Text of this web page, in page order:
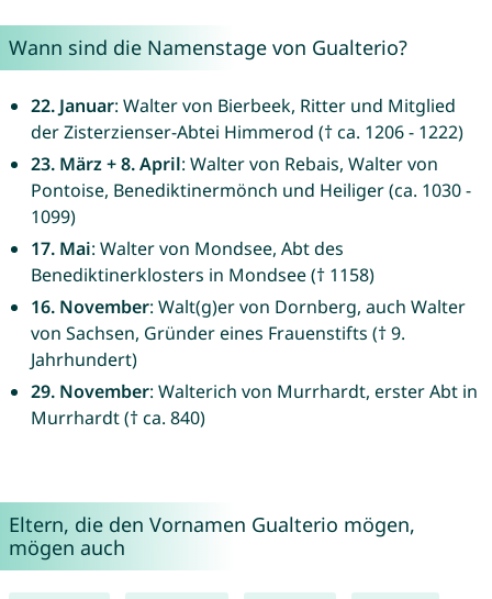
Wann sind die Namenstage von Gualterio?
22. Januar: Walter von Bierbeek, Ritter und Mitglied
der Zisterzienser-Abtei Himmerod († ca. 1206 - 1222)
23. März + 8. April: Walter von Rebais, Walter von
Pontoise, Benediktinermönch und Heiliger (ca. 1030 -
1099)
17. Mai: Walter von Mondsee, Abt des
Benediktinerklosters in Mondsee († 1158)
16. November: Walt(g)er von Dornberg, auch Walter
von Sachsen, Gründer eines Frauenstifts († 9.
Jahrhundert)
29. November: Walterich von Murrhardt, erster Abt in
Murrhardt († ca. 840)
Eltern, die den Vornamen Gualterio mögen,
mögen auch